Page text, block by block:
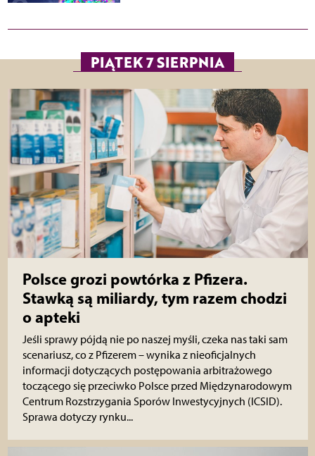
PIĄTEK 7 SIERPNIA
Polsce grozi powtórka z Pfizera.
Stawką są miliardy, tym razem chodzi
o apteki
Jeśli sprawy pójdą nie po naszej myśli, czeka nas taki sam
scenariusz, co z Pfizerem – wynika z nieoficjalnych
informacji dotyczących postępowania arbitrażowego
toczącego się przeciwko Polsce przed Międzynarodowym
Centrum Rozstrzygania Sporów Inwestycyjnych (ICSID).
Sprawa dotyczy rynku...